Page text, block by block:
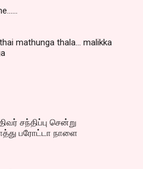
mathunga thala... malikka
சந்திப்பு சென்று
பரோட்டா நாளை